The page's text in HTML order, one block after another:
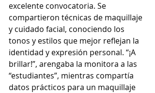
excelente convocatoria. Se
compartieron técnicas de maquillaje
y cuidado facial, conociendo los
tonos y estilos que mejor reflejan la
identidad y expresión personal. “¡A
brillar!”, arengaba la monitora a las
“estudiantes”, mientras compartía
datos prácticos para un maquillaje